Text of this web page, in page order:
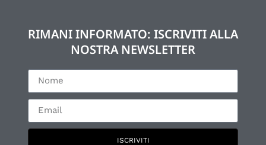
RIMANI INFORMATO: ISCRIVITI ALLA
NOSTRA NEWSLETTER
ISCRIVITI